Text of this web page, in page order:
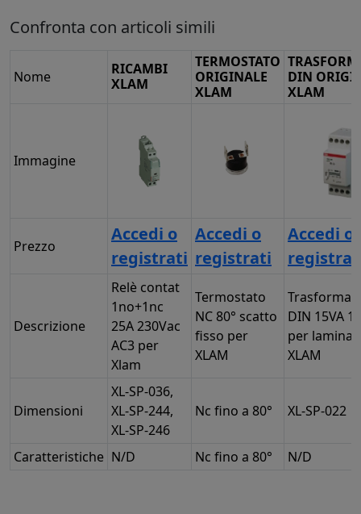
Confronta con articoli simili
Nome
RICAMBI
XLAM
TERMOSTATO
ORIGINALE
XLAM
DIN
XLAM
Immagine
Prezzo
Accedi o
registrati
Accedi o
registrati
Accedi o
Descrizione
Relè contat
1no+1nc
25A 230Vac
AC3 per
Xlam
Termostato
NC 80° scatto
fisso per
XLAM
DIN 15VA
per
XLAM
Dimensioni
XL-SP-036,
XL-SP-244,
XL-SP-246
Nc fino a 80° XL-SP-022
Caratteristiche N/D Nc fino a 80° N/D